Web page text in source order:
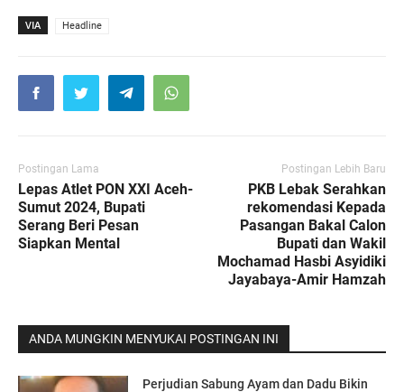
VIA Headline
Postingan Lama
Lepas Atlet PON XXI Aceh-
Sumut 2024, Bupati
Serang Beri Pesan
Siapkan Mental
Postingan Lebih Baru
PKB Lebak Serahkan
rekomendasi Kepada
Pasangan Bakal Calon
Bupati dan Wakil
Mochamad Hasbi Asyidiki
Jayabaya-Amir Hamzah
ANDA MUNGKIN MENYUKAI POSTINGAN INI
Perjudian Sabung Ayam dan Dadu Bikin